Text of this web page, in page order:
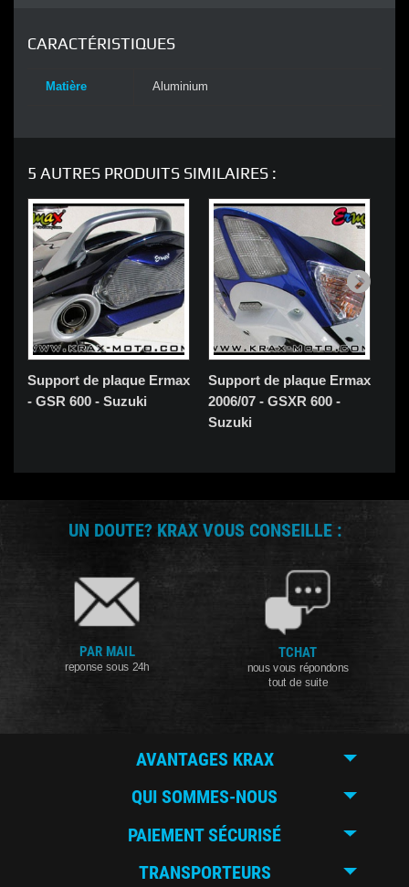
CARACTÉRISTIQUES
Matière Aluminium
5 AUTRES PRODUITS SIMILAIRES :
Support de plaque Ermax
- GSR 600 - Suzuki
Support de plaque Ermax
2006/07 - GSXR 600 -
Suzuki
UN DOUTE? KRAX VOUS CONSEILLE :
PAR MAIL
reponse sous 24h
TCHAT
nous vous répondons
tout de suite
AVANTAGES KRAX
QUI SOMMES-NOUS
PAIEMENT SÉCURISÉ
TRANSPORTEURS